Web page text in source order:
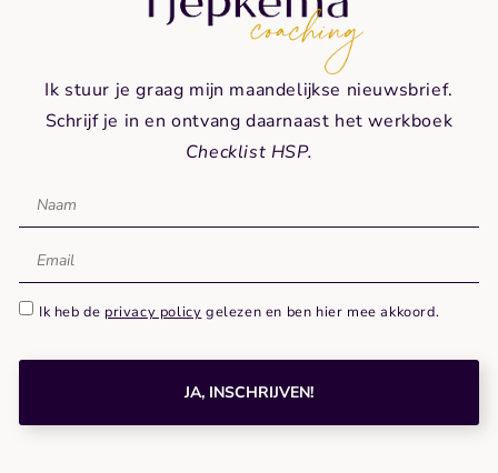
Ik stuur je graag mijn maandelijkse nieuwsbrief.
Schrijf je in en ontvang daarnaast het werkboek
Checklist HSP.
Ik heb de privacy policy gelezen en ben hier mee akkoord.
JA, INSCHRIJVEN!